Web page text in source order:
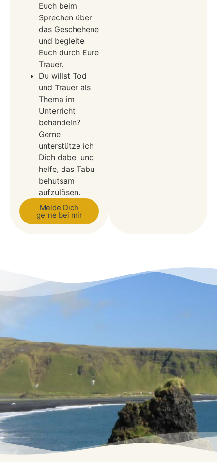
Euch beim
Sprechen über
das Geschehene
und begleite
Euch durch Eure
Trauer.
Du willst Tod
und Trauer als
Thema im
Unterricht
behandeln?
Gerne
unterstütze ich
Dich dabei und
helfe, das Tabu
behutsam
aufzulösen.
Melde Dich
gerne bei mir